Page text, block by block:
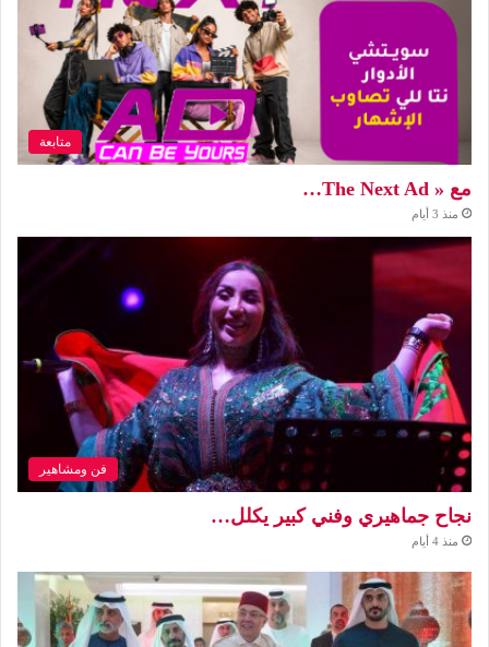
متابعة
مع « The Next Ad…
منذ 3 أيام
فن ومشاهير
نجاح جماهيري وفني كبير يكلل…
منذ 4 أيام